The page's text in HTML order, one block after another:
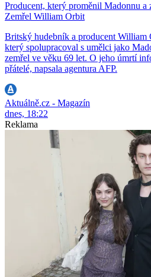
Producent, který proměnil Madonnu a
Zemřel William Orbit
Britský hudebník a producent William
který spolupracoval s umělci jako
zemřel ve věku 69 let. O jeho úmrtí
přátelé, napsala agentura AFP.
Aktuálně.cz - Magazín
dnes, 18:22
Reklama